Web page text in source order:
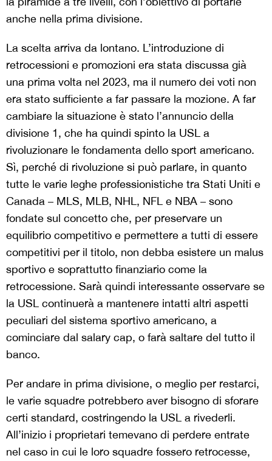
anche nella prima divisione.
La scelta arriva da lontano. L’introduzione di
retrocessioni e promozioni era stata discussa già
una prima volta nel 2023, ma il numero dei voti non
era stato sufficiente a far passare la mozione. A far
cambiare la situazione è stato l’annuncio della
divisione 1, che ha quindi spinto la USL a
rivoluzionare le fondamenta dello sport americano.
Sì, perché di rivoluzione si può parlare, in quanto
tutte le varie leghe professionistiche tra Stati Uniti e
Canada – MLS, MLB, NHL, NFL e NBA – sono
fondate sul concetto che, per preservare un
equilibrio competitivo e permettere a tutti di essere
competitivi per il titolo, non debba esistere un malus
sportivo e soprattutto finanziario come la
retrocessione. Sarà quindi interessante osservare se
la USL continuerà a mantenere intatti altri aspetti
peculiari del sistema sportivo americano, a
cominciare dal salary cap, o farà saltare del tutto il
banco.
Per andare in prima divisione, o meglio per restarci,
le varie squadre potrebbero aver bisogno di sforare
certi standard, costringendo la USL a rivederli.
All’inizio i proprietari temevano di perdere entrate
nel caso in cui le loro squadre fossero retrocesse,